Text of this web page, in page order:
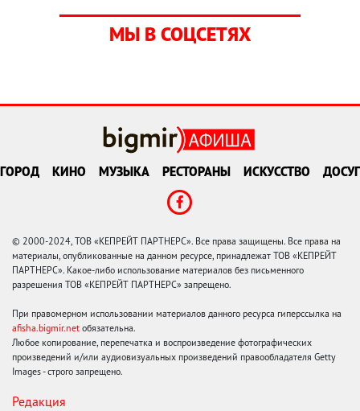
МЫ В СОЦСЕТЯХ
ГОРОД КИНО МУЗЫКА РЕСТОРАНЫ ИСКУССТВО ДОСУГ
© 2000-2024, ТОВ «КЕПРЕЙТ ПАРТНЕРС». Все права защищены. Все права на
материалы, опубликованные на данном ресурсе, принадлежат ТОВ «КЕПРЕЙТ
ПАРТНЕРС». Какое-либо использование материалов без письменного
разрешения ТОВ «КЕПРЕЙТ ПАРТНЕРС» запрещено.
При правомерном использовании материалов данного ресурса гиперссылка на
afisha.bigmir.net обязательна.
Любое копирование, перепечатка и воспроизведение фотографических
произведений и/или аудиовизуальных произведений правообладателя Getty
Images - строго запрещено.
Редакция